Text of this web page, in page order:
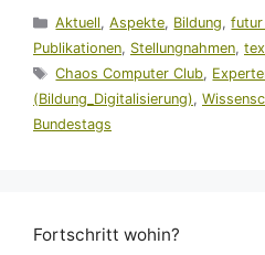
Kategorien
Aktuell,Aspekte, Bildung,
Publikationen, Stellungnahmen,
Schlagwörter
Chaos Computer Club,
(Bildung_Digitalisierung),
Bundestags
Fortschritt wohin?